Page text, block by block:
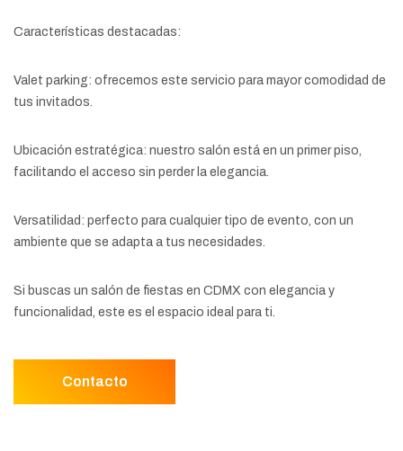
Características destacadas:
Valet parking: ofrecemos este servicio para mayor comodidad de
tus invitados.
Ubicación estratégica: nuestro salón está en un primer piso,
facilitando el acceso sin perder la elegancia.
Versatilidad: perfecto para cualquier tipo de evento, con un
ambiente que se adapta a tus necesidades.
Si buscas un salón de fiestas en CDMX con elegancia y
funcionalidad, este es el espacio ideal para ti.
Contacto